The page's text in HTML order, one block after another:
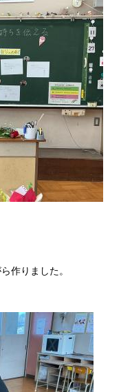
作りました。